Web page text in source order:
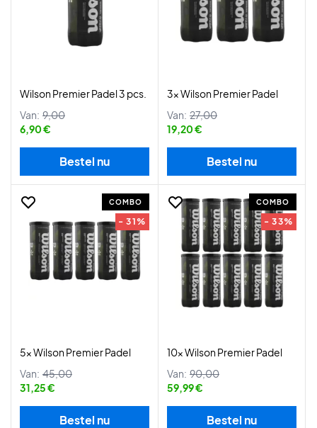
Wilson Premier Padel 3 pcs.
Van: 9,00
6,90 €
Bestel nu
3x Wilson Premier Padel
Van: 27,00
19,20 €
Bestel nu
COMBO
- 31%
5x Wilson Premier Padel
Van: 45,00
31,25 €
Bestel nu
COMBO
- 33%
10x Wilson Premier Padel
Van: 90,00
59,99 €
Bestel nu